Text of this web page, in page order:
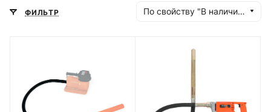
ФИЛЬТР По свойству "В наличии" (убывание)